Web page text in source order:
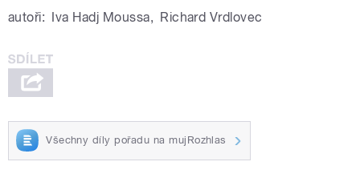
autoři: Iva Hadj Moussa, Richard Vrdlovec
Všechny díly pořadu na mujRozhlas